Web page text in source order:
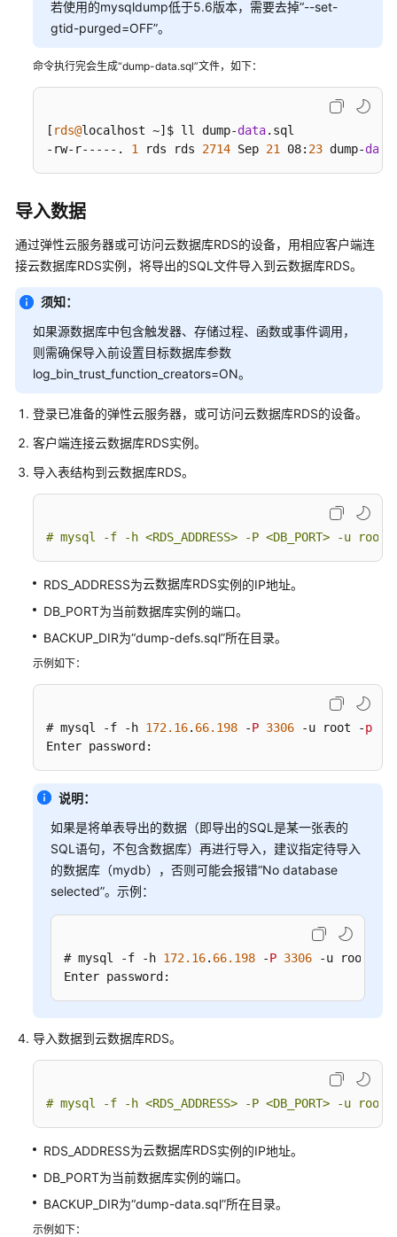
导
入
能
for
据
版
本
级
实
例
管
理
变
实
例
数
备
数
据
只
实
例
理
数
据
库
（读
离）
诊
断
和
分
析
若使用的mysqldump低于5.6版本，需要去掉“--set-
gtid-purged=OFF”。
命令执行完会生成“dump-data.sql”文件，如下：
[ rds@localhost ~]$ ll dump-data.sql
-rw-r-----. 1 rds rds 2714 Sep 21 08: 23 dump-data
导入数据
通过弹性云服务器或可访问云数据库RDS的设备，用相应客户端连
接云数据库RDS实例，将导出的SQL文件导入到云数据库RDS。
须知：
如果源数据库中包含触发器、存储过程、函数或事件调用，
则需确保导入前设置目标数据库参数
log_bin_trust_function_creators=ON。
登录已准备的弹性云服务器，或可访问云数据库RDS的设备。
客户端连接云数据库RDS实例。
导入表结构到云数据库RDS。
# mysql -f -h <RDS_ADDRESS> -P <DB_PORT> -u root
RDS_ADDRESS为云数据库RDS实例的IP地址。
DB_PORT为当前数据库实例的端口。
BACKUP_DIR为“dump-defs.sql”所在目录。
示例如下：
# mysql -f -h 172.16. 66.198 -P 3306 -u root -p
Enter password:
说明：
如果是将单表导出的数据（即导出的SQL是某一张表的
SQL语句，不包含数据库）再进行导入，建议指定待导入
的数据库（mydb），否则可能会报错“No database
selected”。示例：
# mysql -f -h 172.16. 66.198 -P 3306 -u root -
Enter password:
导入数据到云数据库RDS。
# mysql -f -h <RDS_ADDRESS> -P <DB_PORT> -u root
RDS_ADDRESS为云数据库RDS实例的IP地址。
DB_PORT为当前数据库实例的端口。
BACKUP_DIR为“dump-data.sql”所在目录。
示例如下：